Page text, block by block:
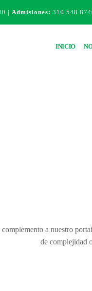
| Admisiones: 310 548
INICIO
a nuestro
de complejidad